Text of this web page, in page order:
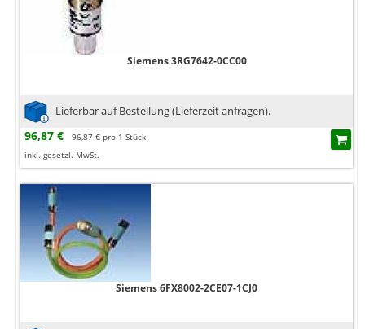
Siemens 3RG7642-0CC00
Lieferbar auf Bestellung (Lieferzeit anfragen).
96,87 €
96,87 € pro 1 Stück
inkl. gesetzl. MwSt.
Siemens 6FX8002-2CE07-1CJ0